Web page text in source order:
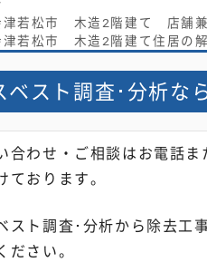
津若松市 木造2階建て 店舗兼
津若松市 木造2階建て住居の
ベスト調査･分析な
合わせ・ご相談はお電話ま
ております。
スト調査･分析から除去工
ださい。